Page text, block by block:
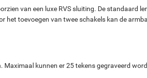
van een luxe RVS sluiting. De standaard
het toevoegen van twee schakels kan de
kunnen er 25 tekens gegraveerd